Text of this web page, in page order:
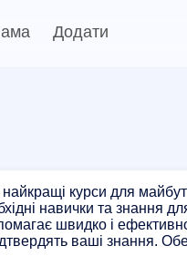
Додати
курси для
навички та знання
швидко і
ваші знання.